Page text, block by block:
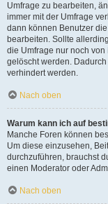
Umfrage zu bearbeiten,
immer mit der Umfrage
dann können Benutzer
bearbeiten. Sollte
die Umfrage nur noch
gelöscht werden.
verhindert werden.
Nach oben
Warum kann ich auf
Manche Foren können
Um diese einzusehen,
durchzuführen, brauchst
einen Moderator oder
Nach oben